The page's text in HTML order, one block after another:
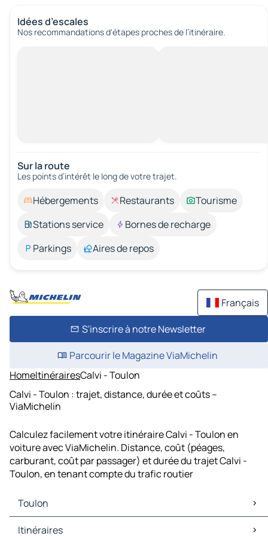
Idées d’escales
Nos recommandations d'étapes proches de l’itinéraire.
Sur la route
Les points d’intérêt le long de votre trajet.
Hébergements Restaurants
Tourisme
Stations service
Bornes de recharge
Parkings
Aires de repos
Français
S'inscrire à notre Newsletter
Parcourir le Magazine ViaMichelin
HomeItinérairesCalvi - Toulon
Calvi - Toulon : trajet, distance, durée et coûts –
ViaMichelin
Calculez facilement votre itinéraire Calvi - Toulon en
voiture avec ViaMichelin. Distance, coût (péages,
carburant, coût par passager) et durée du trajet Calvi -
Toulon, en tenant compte du trafic routier
Toulon
Toulon Cartes et plans
Itinéraires